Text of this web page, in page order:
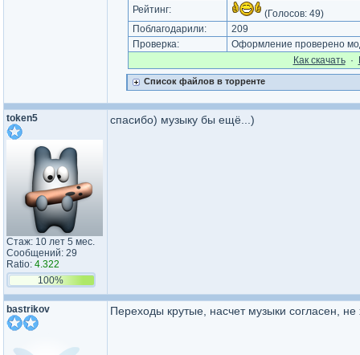
Рейтинг: (Голосов: 49)
Поблагодарили:
209
Проверка:
Оформление проверено
Как cкачать·
Список файлов в торренте
token5
Стаж: 10 лет 5 мес.
Сообщений: 29
Ratio: 4.322
100%
спасибо) музыку бы ещё...)
bastrikov Переходы крутые, насчет музыки согласен,